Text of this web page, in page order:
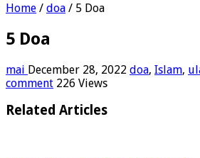
Home / doa / 5 Doa
5 Doa
mai December 28, 2022 doa, Islam,
comment 226 Views
Related Articles